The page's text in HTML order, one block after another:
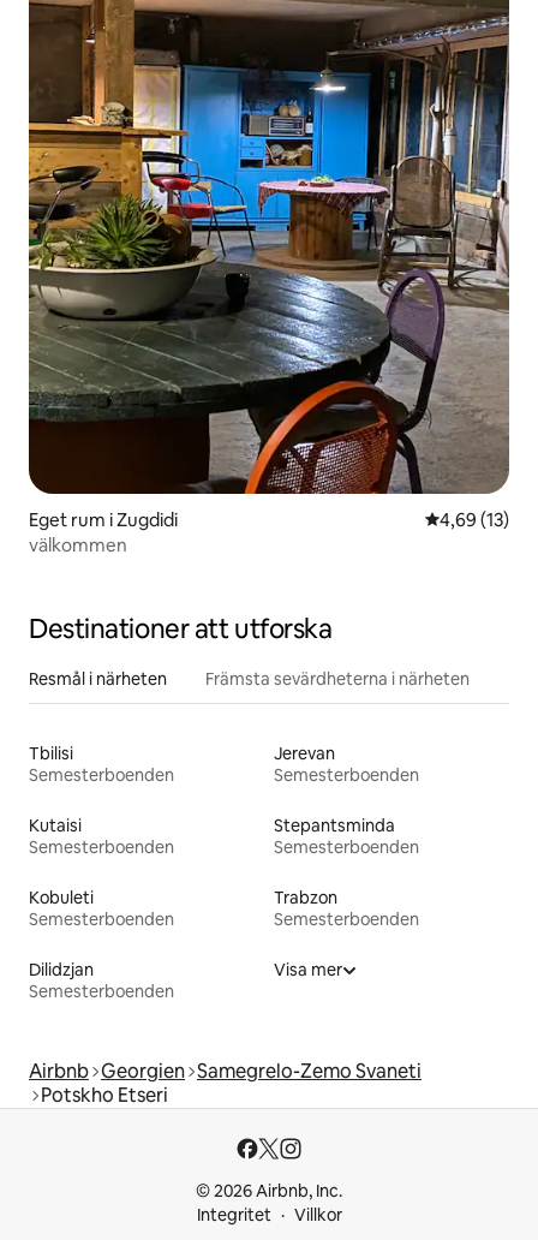
Eget rum i Zugdidi 4,69 av 5 i
4,69 (13)
välkommen
Destinationer att utforska
Resmål i närheten Främsta sevärdheterna i närheten
Tbilisi
Semesterboenden
Jerevan
Semesterboenden
Kutaisi
Semesterboenden
Stepantsminda
Semesterboenden
Kobuleti
Semesterboenden
Trabzon
Semesterboenden
Dilidzjan
Semesterboenden
Visa mer
Airbnb Georgien Samegrelo-Zemo Svaneti
Potskho Etseri
© 2026 Airbnb, Inc.
Integritet
Villkor